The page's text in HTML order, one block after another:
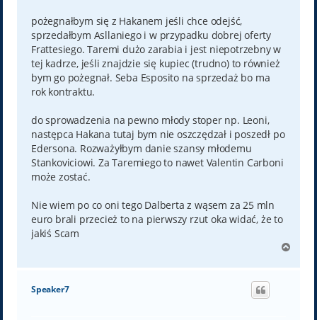
pożegnałbym się z Hakanem jeśli chce odejść,
sprzedałbym Asllaniego i w przypadku dobrej oferty
Frattesiego. Taremi dużo zarabia i jest niepotrzebny w
tej kadrze, jeśli znajdzie się kupiec (trudno) to również
bym go pożegnał. Seba Esposito na sprzedaż bo ma
rok kontraktu.
do sprowadzenia na pewno młody stoper np. Leoni,
następca Hakana tutaj bym nie oszczędzał i poszedł po
Edersona. Rozważyłbym danie szansy młodemu
Stankoviciowi. Za Taremiego to nawet Valentin Carboni
może zostać.
Nie wiem po co oni tego Dalberta z wąsem za 25 mln
euro brali przecież to na pierwszy rzut oka widać, że to
jakiś Scam
g
Speaker7